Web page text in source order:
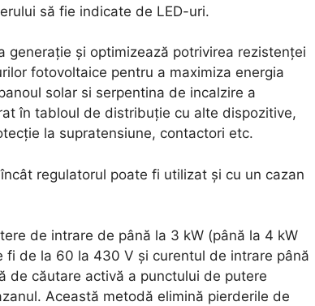
să fie indicate de LED-uri.
generație și optimizează potrivirea rezistenței
fotovoltaice pentru a maximiza energia
solar si serpentina de incalzire a
în tabloul de distribuție cu alte dispozitive,
la supratensiune, contactori etc.
regulatorul poate fi utilizat și cu un cazan
de intrare de până la 3 kW (până la 4 kW
fi de la 60 la 430 V și curentul de intrare până
de căutare activă a punctului de putere
Această metodă elimină pierderile de